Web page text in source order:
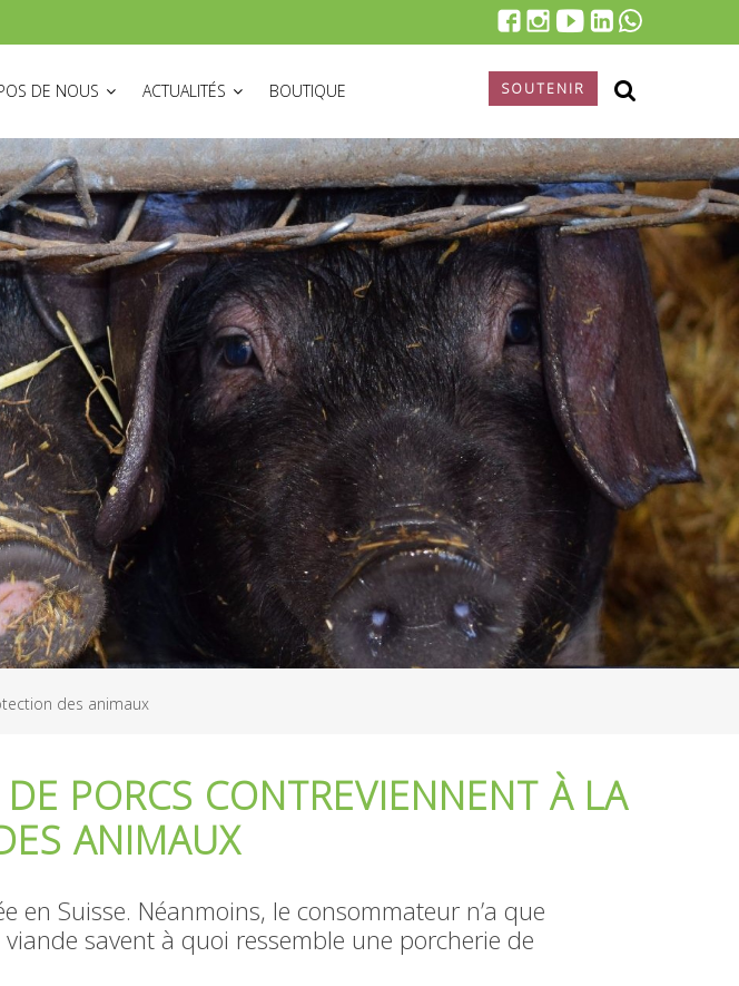
DE NOUS ACTUALITÉS BOUTIQUE SOUTENIR
des animaux
PORCS CONTREVIENNENT À LA
ANIMAUX
en Suisse. Néanmoins, le consommateur n’a que
savent à quoi ressemble une porcherie de